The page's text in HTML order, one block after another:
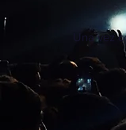
Una vez